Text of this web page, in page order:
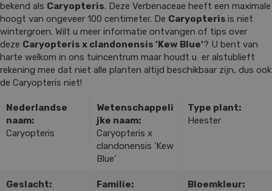
bekend als Caryopteris. Deze Verbenaceae heeft een maximale
hoogt van ongeveer 100 centimeter. De Caryopteris is niet
wintergroen. Wilt u meer informatie ontvangen of tips over
deze Caryopteris x clandonensis 'Kew Blue'? U bent van
harte welkom in ons tuincentrum maar houdt u er alstublieft
rekening mee dat niet alle planten altijd beschikbaar zijn, dus ook
de Caryopteris niet!
Nederlandse
naam:
Caryopteris
Wetenschappeli
jke naam:
Caryopteris x
clandonensis 'Kew
Blue'
Type plant:
Heester
Geslacht:
Familie:
Bloemkleur: